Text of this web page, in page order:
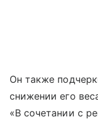
Он также
снижении его
«В сочетании с